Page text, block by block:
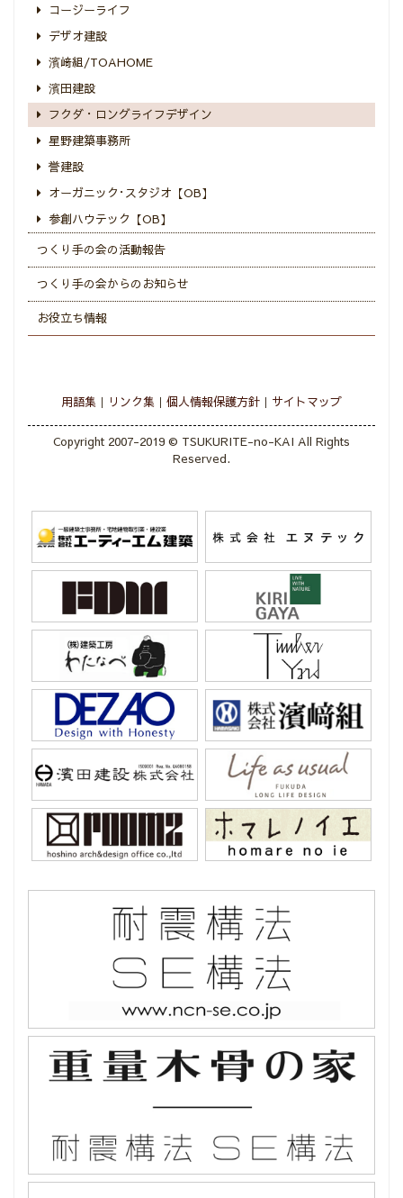
コージーライフ
デザオ建設
濱﨑組/TOAHOME
濱田建設
フクダ・ロングライフデザイン
星野建築事務所
誉建設
オーガニック･スタジオ【OB】
参創ハウテック【OB】
つくり手の会の活動報告
つくり手の会からのお知らせ
お役立ち情報
用語集 リンク集 個人情報保護方針 サイトマップ
Copyright 2007-2019 © TSUKURITE-no-KAI All Rights
Reserved.